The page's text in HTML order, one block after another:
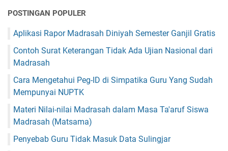
POSTINGAN POPULER
Aplikasi Rapor Madrasah Diniyah Semester Ganjil Gratis
Contoh Surat Keterangan Tidak Ada Ujian Nasional dari
Madrasah
Cara Mengetahui Peg-ID di Simpatika Guru Yang Sudah
Mempunyai NUPTK
Materi Nilai-nilai Madrasah dalam Masa Ta'aruf Siswa
Madrasah (Matsama)
Penyebab Guru Tidak Masuk Data Sulingjar